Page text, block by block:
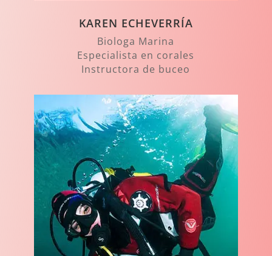
KAREN ECHEVERRÍA
Biologa Marina
Especialista en corales
Instructora de buceo